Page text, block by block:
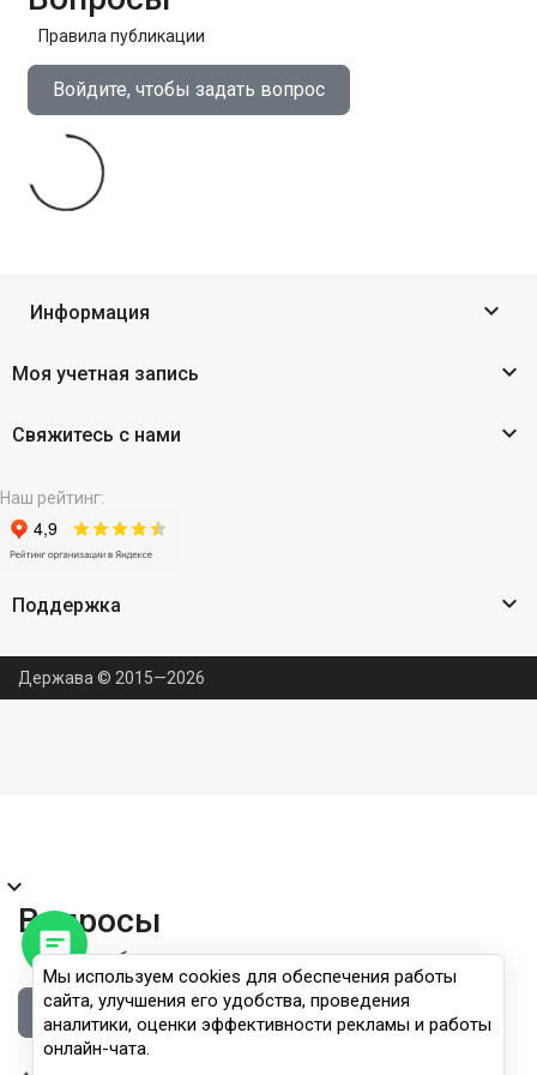
Правила публикации
Войдите, чтобы задать вопрос
Информация 
Моя учетная запись 
Свяжитесь с нами 
Наш рейтинг:
Поддержка 
Держава © 2015—2026
Мы используем cookies для обеспечения работы
сайта, улучшения его удобства, проведения
аналитики, оценки эффективности рекламы и работы
онлайн-чата.
expand_more
Вопросы
Правила публикации
Войдите, чтобы задать вопрос